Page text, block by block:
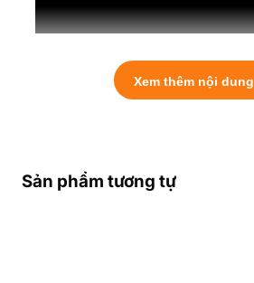
Xem thêm nội dung
Sản phẩm tương tự